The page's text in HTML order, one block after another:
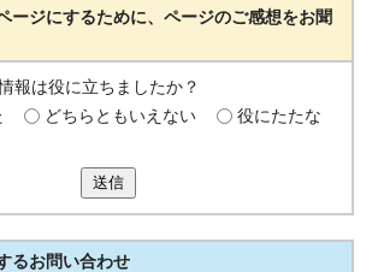
ージにするために、ページのご感想をお聞
報は役に立ちましたか？
どちらともいえない
役にたたな
送信
るお問い合わせ